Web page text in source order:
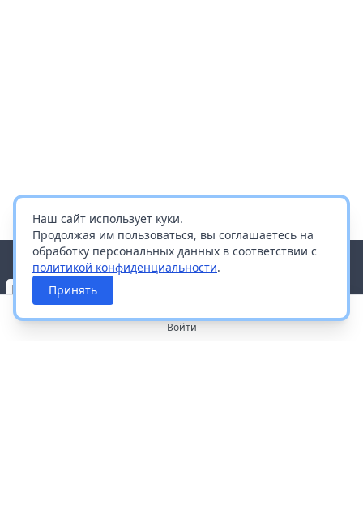
Наш сайт использует куки.
Продолжая им пользоваться, вы соглашаетесь на
обработку персональных данных в соответствии с
политикой конфиденциальности.
Принять
Войти